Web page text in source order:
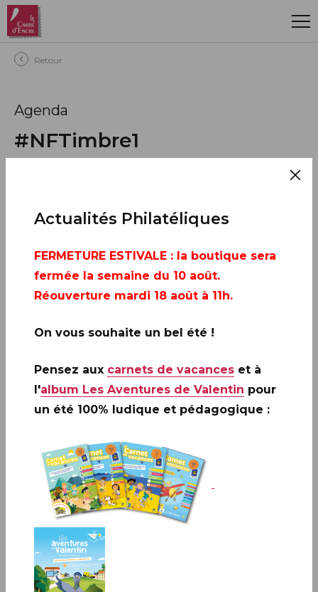
Aller au contenu principal
Retour
Agenda
#NFTimbre1
21 août 2023
AJOUTER À MON CALENDRIER
Infos complémentaires :
Actualités Philatéliques
FERMETURE ESTIVALE : la boutique sera
fermée la semaine du 10 août.
Réouverture mardi 18 août à 11h.
On vous souhaite un bel été !
Pensez aux carnets de vacances et à
l'album Les Aventures de Valentin pour
un été 100% ludique et pédagogique :